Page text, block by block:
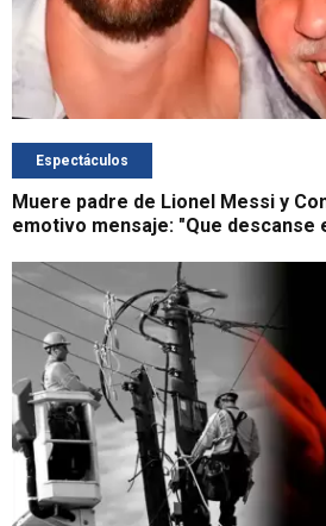
Espectáculos
Muere padre de Lionel Messi y
emotivo mensaje: "Que descanse